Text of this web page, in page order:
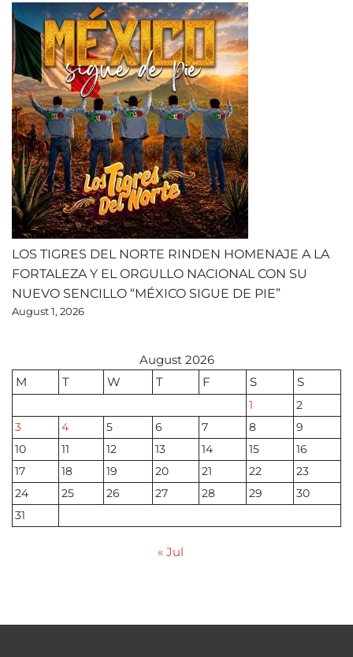
LOS TIGRES DEL NORTE RINDEN HOMENAJE A LA
FORTALEZA Y EL ORGULLO NACIONAL CON SU
NUEVO SENCILLO “MÉXICO SIGUE DE PIE”
August 1, 2026
August 2026
M
T W T F S S
1
2
3
4 5 6 7 8
9
10
11 12 13 14 15
16
17
18 19 20 21 22
23
24
25 26 27 28 29
30
31
« Jul